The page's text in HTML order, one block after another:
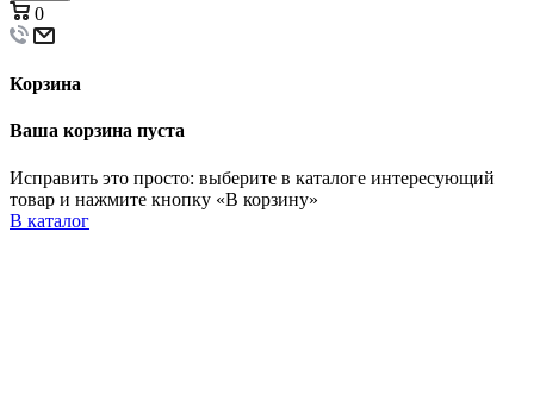
0
Корзина
Ваша корзина пуста
Исправить это просто: выберите в каталоге интересующий
товар и нажмите кнопку «В корзину»
В каталог